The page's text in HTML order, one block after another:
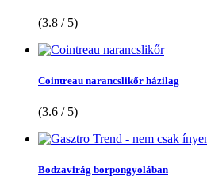
(3.8 / 5)
Cointreau narancslikőr házilag
(3.6 / 5)
Bodzavirág borpongyolában